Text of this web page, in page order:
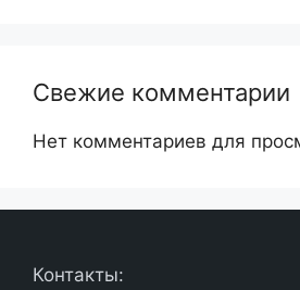
Свежие комментарии
Нет комментариев для
Контакты: